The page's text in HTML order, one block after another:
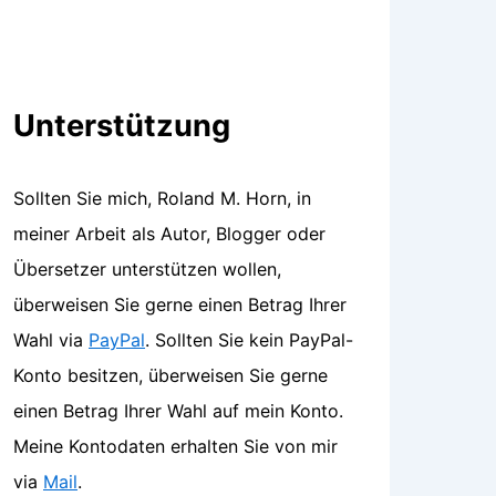
Unterstützung
Sollten Sie mich, Roland M. Horn, in
meiner Arbeit als Autor, Blogger oder
Übersetzer unterstützen wollen,
überweisen Sie gerne einen Betrag Ihrer
Wahl via PayPal. Sollten Sie kein PayPal-
Konto besitzen, überweisen Sie gerne
einen Betrag Ihrer Wahl auf mein Konto.
Meine Kontodaten erhalten Sie von mir
via Mail.